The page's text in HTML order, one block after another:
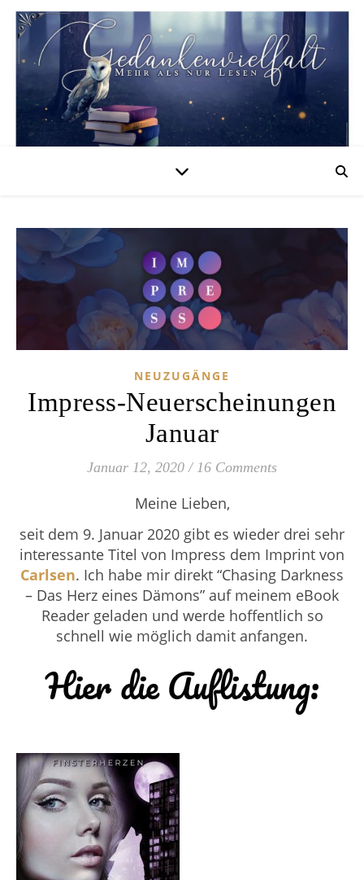
NEUZUGÄNGE
Impress-Neuerscheinungen
Januar
Januar 12, 2020 / 16 Comments
Meine Lieben,
seit dem 9. Januar 2020 gibt es wieder drei sehr
interessante Titel von Impress dem Imprint von
Carlsen. Ich habe mir direkt “Chasing Darkness
– Das Herz eines Dämons” auf meinem eBook
Reader geladen und werde hoffentlich so
schnell wie möglich damit anfangen.
Hier die Auflistung: